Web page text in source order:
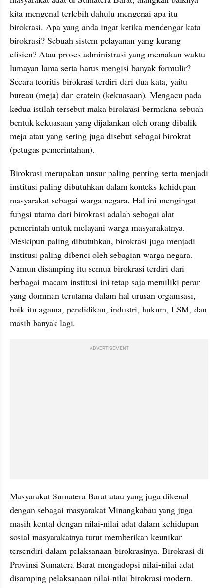
kita mengenal terlebih dahulu mengenai apa itu
birokrasi. Apa yang anda ingat ketika mendengar kata
birokrasi? Sebuah sistem pelayanan yang kurang
efisien? Atau proses administrasi yang memakan waktu
lumayan lama serta harus mengisi banyak formulir?
Secara teoritis birokrasi terdiri dari dua kata, yaitu
bureau (meja) dan cratein (kekuasaan). Mengacu pada
kedua istilah tersebut maka birokrasi bermakna sebuah
bentuk kekuasaan yang dijalankan oleh orang dibalik
meja atau yang sering juga disebut sebagai birokrat
(petugas pemerintahan).
Birokrasi merupakan unsur paling penting serta menjadi
institusi paling dibutuhkan dalam konteks kehidupan
masyarakat sebagai warga negara. Hal ini mengingat
fungsi utama dari birokrasi adalah sebagai alat
pemerintah untuk melayani warga masyarakatnya.
Meskipun paling dibutuhkan, birokrasi juga menjadi
institusi paling dibenci oleh sebagian warga negara.
Namun disamping itu semua birokrasi terdiri dari
berbagai macam institusi ini tetap saja memiliki peran
yang dominan terutama dalam hal urusan organisasi,
baik itu agama, pendidikan, industri, hukum, LSM, dan
masih banyak lagi.
ADVERTISEMENT
Masyarakat Sumatera Barat atau yang juga dikenal
dengan sebagai masyarakat Minangkabau yang juga
masih kental dengan nilai-nilai adat dalam kehidupan
sosial masyarakatnya turut memberikan keunikan
tersendiri dalam pelaksanaan birokrasinya. Birokrasi di
Provinsi Sumatera Barat mengadopsi nilai-nilai adat
disamping pelaksanaan nilai-nilai birokrasi modern.